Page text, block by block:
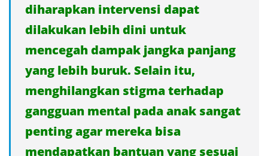
diharapkan intervensi dapat
dilakukan lebih dini untuk
mencegah dampak jangka panjang
yang lebih buruk. Selain itu,
menghilangkan stigma terhadap
gangguan mental pada anak sangat
penting agar mereka bisa
mendapatkan bantuan yang sesuai